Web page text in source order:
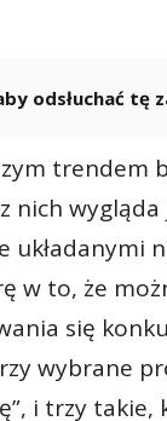
odsłuchać tę
trendem
nich
w to, że
się
wybrane
i trzy